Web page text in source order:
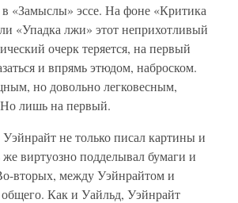
«Замыслы» эссе. На фоне «Критика
«Упадка лжи» этот неприхотливый
очерк теряется, на первый
и впрямь этюдом, наброском.
но довольно легковесным,
лишь на первый.
Уэйнрайт не только писал картины и
же виртуозно подделывал бумаги и
вторых, между Уэйнрайтом и
Как и Уайльд, Уэйнрайт